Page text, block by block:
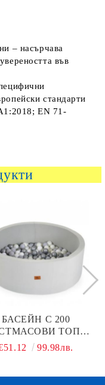
– насърчава
във
стандарти
EN 71-
БАСЕЙН С 200
ТОПКИ
BP02-5 СИВ
99.98лв.